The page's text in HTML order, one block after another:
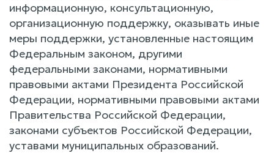
информационную, консультационную,
организационную поддержку, оказывать иные
меры поддержки, установленные настоящим
Федеральным законом, другими
федеральными законами, нормативными
правовыми актами Президента Российской
Федерации, нормативными правовыми актами
Правительства Российской Федерации,
законами субъектов Российской Федерации,
уставами муниципальных образований.